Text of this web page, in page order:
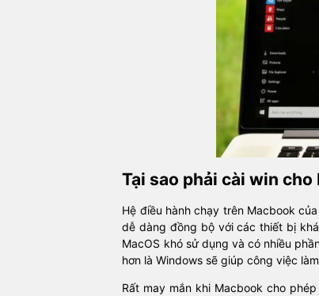
Tại sao phải cài win cho
Hệ điều hành chạy trên Macbook
dễ dàng đồng bộ với các thiết bị
MacOS khó sử dụng và có nhiều
hơn là Windows sẽ giúp công việc
Rất may mắn khi Macbook cho